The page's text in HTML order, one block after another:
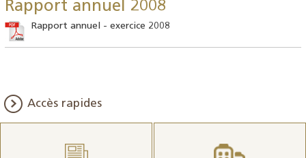
Rapport annuel 2008
Rapport annuel - exercice 2008
Accès rapides